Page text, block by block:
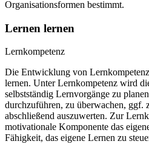
Organisationsformen bestimmt.
Lernen lernen
Lernkompetenz
Die Entwicklung von
lernen. Unter Lernkompetenz wird
selbstständig Lernvorgänge zu
durchzuführen, zu überwachen, ggf.
abschließend auszuwerten. Zur
motivationale Komponente das
Fähigkeit, das eigene Lernen zu